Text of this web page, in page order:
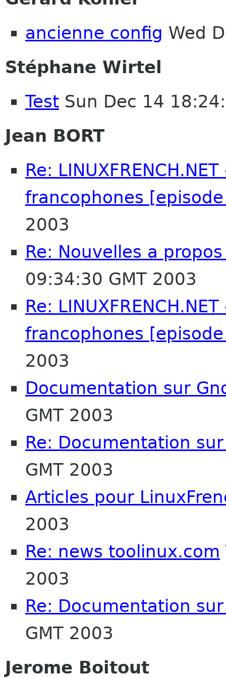
ancienne config Wed
Stéphane Wirtel
Test Sun Dec 14
Jean BORT
Re:
francophones
2003
Re: Nouvelles a
09:34:30 GMT 2003
Re:
francophones
2003
Documentation sur
GMT 2003
Re: Documentation
GMT 2003
Articles pour
2003
Re: news toolinux.com
2003
Re: Documentation
GMT 2003
Jerome Boitout